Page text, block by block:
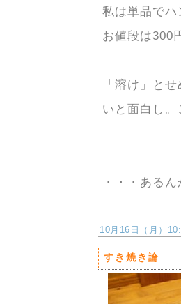
私は単品で
お値段は300
「溶け」と
いと面白し
・・・ある
10月16日（月）
すき焼き論